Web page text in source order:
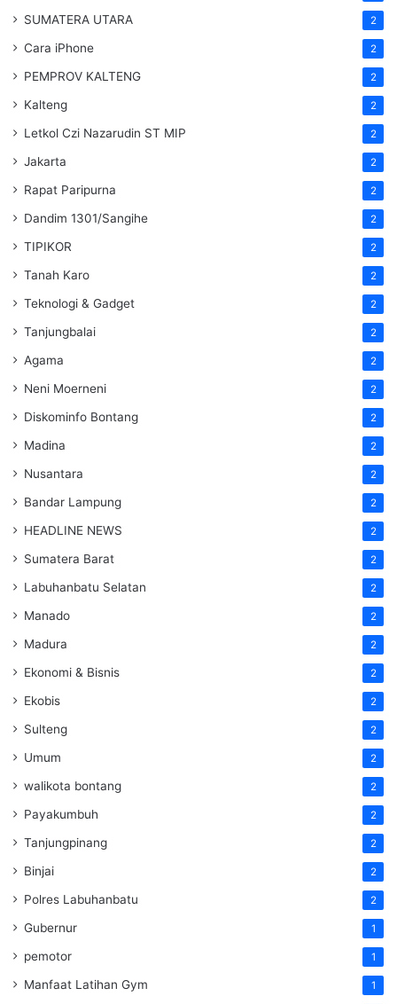
SUMATERA UTARA 2
Cara iPhone 2
PEMPROV KALTENG 2
Kalteng 2
Letkol Czi Nazarudin ST MIP 2
Jakarta 2
Rapat Paripurna 2
Dandim 1301/Sangihe 2
TIPIKOR 2
Tanah Karo 2
Teknologi & Gadget 2
Tanjungbalai 2
Agama 2
Neni Moerneni 2
Diskominfo Bontang 2
Madina 2
Nusantara 2
Bandar Lampung 2
HEADLINE NEWS 2
Sumatera Barat 2
Labuhanbatu Selatan 2
Manado 2
Madura 2
Ekonomi & Bisnis 2
Ekobis 2
Sulteng 2
Umum 2
walikota bontang 2
Payakumbuh 2
Tanjungpinang 2
Binjai 2
Polres Labuhanbatu 2
Gubernur 1
pemotor 1
Manfaat Latihan Gym 1